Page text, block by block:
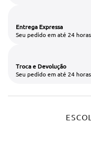
Entrega Expressa
Seu pedido em até 24
Troca e Devolução
Seu pedido em até 24